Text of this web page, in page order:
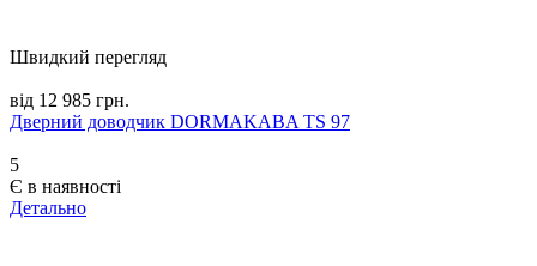
Швидкий перегляд
від 12 985 грн.
Дверний доводчик DORMAKABA TS 97
5
Є в наявності
Детально